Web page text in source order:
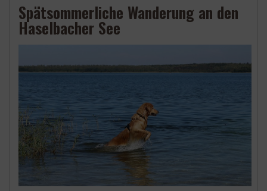
Spätsommerliche Wanderung an den
Haselbacher See